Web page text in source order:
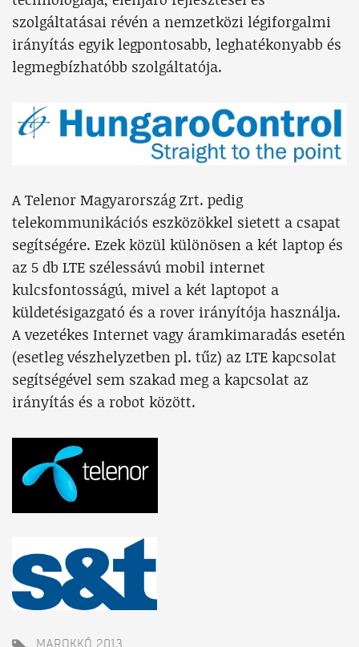
szolgáltatásai révén a nemzetközi légiforgalmi
irányítás egyik legpontosabb, leghatékonyabb és
legmegbízhatóbb szolgáltatója.
A Telenor Magyarország Zrt. pedig
telekommunikációs eszközökkel sietett a csapat
segítségére. Ezek közül különösen a két laptop és
az 5 db LTE szélessávú mobil internet
kulcsfontosságú, mivel a két laptopot a
küldetésigazgató és a rover irányítója használja.
A vezetékes Internet vagy áramkimaradás esetén
(esetleg vészhelyzetben pl. tűz) az LTE kapcsolat
segítségével sem szakad meg a kapcsolat az
irányítás és a robot között.
MAROKKÓ 2013